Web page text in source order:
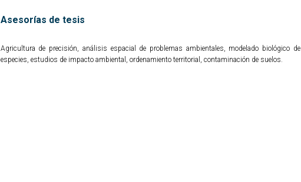
Asesorías de tesis
Agricultura de precisión, análisis espacial de problemas ambientales, modelado biológico de
especies, estudios de impacto ambiental, ordenamiento territorial, contaminación de suelos.